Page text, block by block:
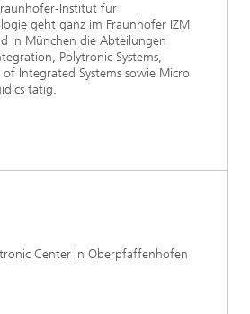
Institut für
geht ganz im Fraunhofer IZM
in München die Abteilungen
Polytronic Systems,
of Integrated Systems sowie Micro
tätig.
Center in Oberpfaffenhofen